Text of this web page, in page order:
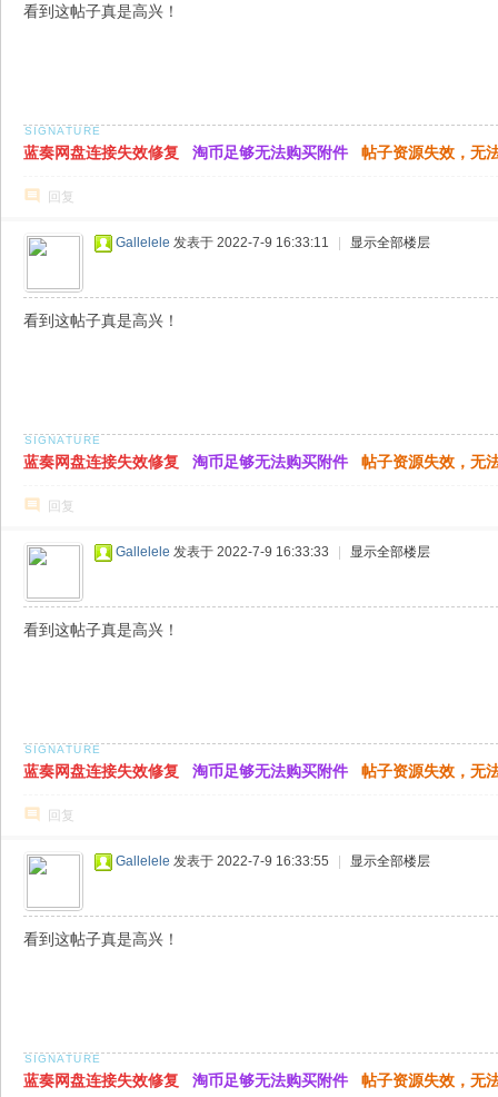
看到这帖子真是高兴！
蓝奏网盘连接失效修复 淘币足够无法购买附件 帖子资源失效，无
回复
Gallelele 发表于 2022-7-9 16:33:11 显示全部楼层
看到这帖子真是高兴！
蓝奏网盘连接失效修复 淘币足够无法购买附件 帖子资源失效，无
回复
Gallelele 发表于 2022-7-9 16:33:33 显示全部楼层
看到这帖子真是高兴！
蓝奏网盘连接失效修复 淘币足够无法购买附件 帖子资源失效，无
回复
Gallelele 发表于 2022-7-9 16:33:55 显示全部楼层
看到这帖子真是高兴！
蓝奏网盘连接失效修复 淘币足够无法购买附件 帖子资源失效，无